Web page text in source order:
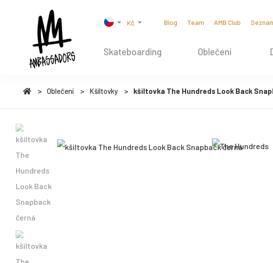
Kč Blog Team AMB Club
Skateboarding Oblečení
Oblečení Kšiltovky kšiltovka The Hundreds Look Back